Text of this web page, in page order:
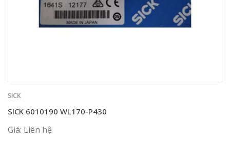
SICK
SICK 6010190 WL170-P430
Giá: Liên hệ